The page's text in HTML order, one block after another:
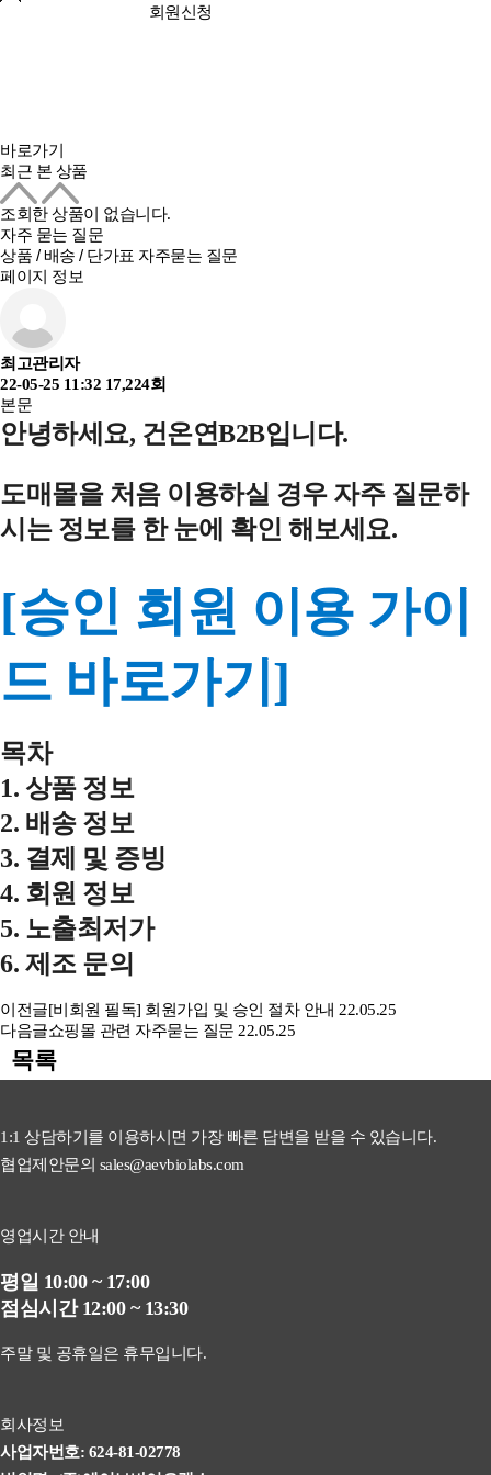
회원신청
바로가기
최근 본 상품
조회한 상품이 없습니다.
자주 묻는 질문
상품 / 배송 / 단가표 자주묻는 질문
페이지 정보
최고관리자
22-05-25 11:32 17,224회
본문
안녕하세요, 건온연B2B입니다.
도매몰을 처음 이용하실 경우 자주 질문하
시는 정보를 한 눈에 확인 해보세요.
[승인 회원 이용 가이
드 바로가기]
목차
1. 상품 정보
2. 배송 정보
3. 결제 및 증빙
4. 회원 정보
5. 노출최저가
6. 제조 문의
이전글[비회원 필독] 회원가입 및 승인 절차 안내 22.05.25
다음글쇼핑몰 관련 자주묻는 질문 22.05.25
목록
1:1 상담하기를 이용하시면 가장 빠른 답변을 받을 수 있습니다.
협업제안문의 sales@aevbiolabs.com
영업시간 안내
평일 10:00 ~ 17:00
점심시간 12:00 ~ 13:30
주말 및 공휴일은 휴무입니다.
회사정보
사업자번호: 624-81-02778